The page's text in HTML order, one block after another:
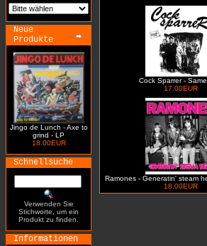
Neue
Produkte
Jingo de Lunch - Axe to
grind - LP
18.00EUR
Schnellsuche
Verwenden Sie
Stichworte, um ein
Produkt zu finden.
Informationen
Cock Sparrer -
17.00EUR
Ramones - Generatin' steam
18.00EUR